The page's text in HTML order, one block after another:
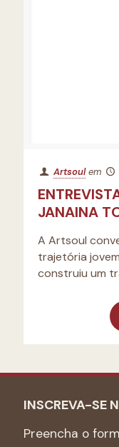
Artsoul em
JANAINA
A Artsoul
trajetória
construiu um
INSCREVA-SE
Preencha o